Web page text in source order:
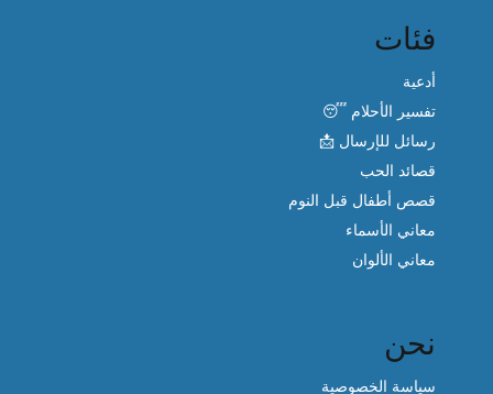
فئات
أدعية
تفسير الأحلام 😴
رسائل للإرسال 📩
قصائد الحب
قصص أطفال قبل النوم
معاني الأسماء
معاني الألوان
نحن
سياسة الخصوصية